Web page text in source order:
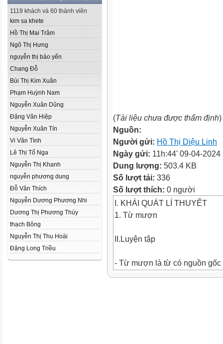
1119 khách và 60 thành viên
kim sa khete
Hồ Thị Mai Trâm
Ngô Thị Hưng
nguyễn thị bảo yến
Chang Đỗ
Bùi Thị Kim Xuân
Phạm Huỳnh Nam
Nguyễn Xuân Dũng
Đặng Văn Hiệp
Nguyễn Xuân Tín
Vi Văn Tình
Lê Thị Tố Nga
Nguyễn Thị Khanh
nguyễn phương dung
Đỗ Văn Thích
Nguyễn Dương Phương Nhi
Dương Thị Phương Thúy
thạch Bông
Nguyễn Thị Thu Hoài
Đặng Long Triều
(Tài liệu chưa được thẩm định)
Nguồn:
Người gửi: Hồ Thị Diệu Linh
Ngày gửi: 11h:44' 09-04-2024
Dung lượng: 503.4 KB
Số lượt tải: 336
Số lượt thích: 0 người
I. KHÁI QUÁT LÍ THUYẾT
1. Từ mượn
II.Luyện tập
- Từ mượn là từ có nguồn gốc